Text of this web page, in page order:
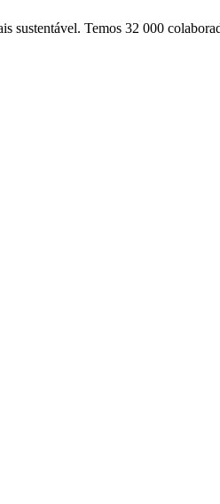
sustentável. Temos 32 000